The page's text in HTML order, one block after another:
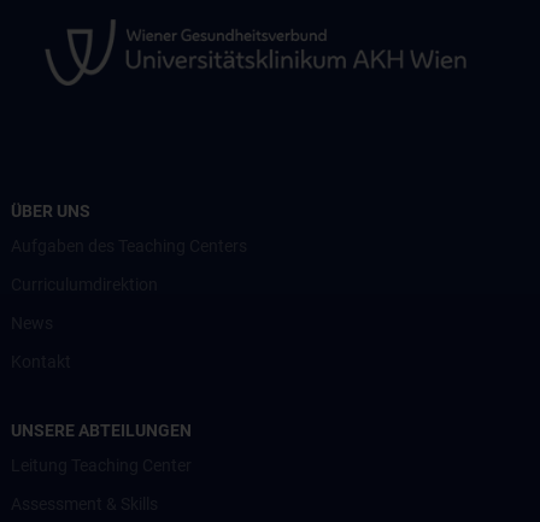
ÜBER UNS
UNSERE ABTEILUNGEN